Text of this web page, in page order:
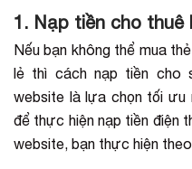
1. Nạp tiền cho thuê
Nếu bạn không thể mua
lẻ thì cách nạp tiền cho
website là lựa chọn tối ưu
để thực hiện nạp tiền điện
website, bạn thực hiện